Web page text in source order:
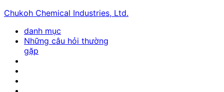
Chukoh Chemical Industries, Ltd.
danh mục
Những câu hỏi thường
gặp